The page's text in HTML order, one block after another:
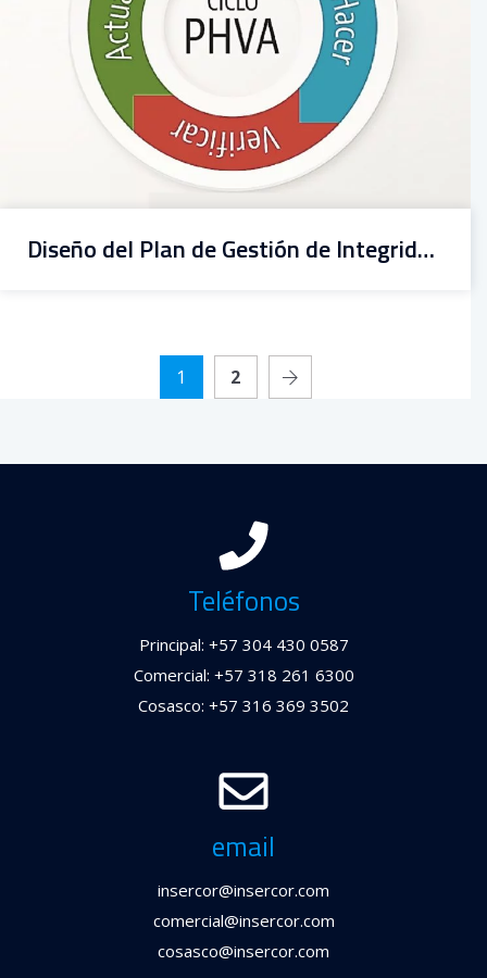
Diseño del Plan de Gestión de Integridad de Activos
1 2
Teléfonos
Principal: +57 304 430 0587
Comercial: +57 318 261 6300
Cosasco: +57 316 369 3502
email
insercor@insercor.com
comercial@insercor.com
cosasco@insercor.com